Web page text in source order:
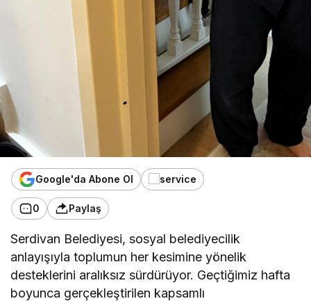
Google'da Abone Ol
0 Paylaş
Serdivan Belediyesi, sosyal belediyecilik
anlayışıyla toplumun her kesimine yönelik
desteklerini aralıksız sürdürüyor. Geçtiğimiz hafta
boyunca gerçekleştirilen kapsamlı